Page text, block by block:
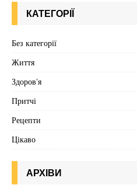
КАТЕГОРІЇ
Без категорії
Життя
Здоров'я
Притчі
Рецепти
Цікаво
АРХІВИ